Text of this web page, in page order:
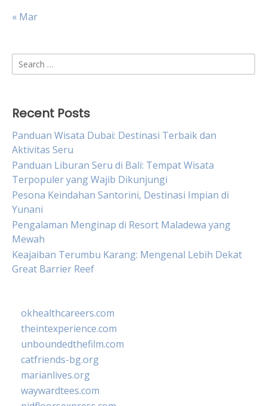
« Mar
Search
for:
Recent Posts
Panduan Wisata Dubai: Destinasi Terbaik dan
Aktivitas Seru
Panduan Liburan Seru di Bali: Tempat Wisata
Terpopuler yang Wajib Dikunjungi
Pesona Keindahan Santorini, Destinasi Impian di
Yunani
Pengalaman Menginap di Resort Maladewa yang
Mewah
Keajaiban Terumbu Karang: Mengenal Lebih Dekat
Great Barrier Reef
okhealthcareers.com
theintexperience.com
unboundedthefilm.com
catfriends-bg.org
marianlives.org
waywardtees.com